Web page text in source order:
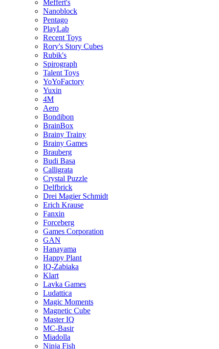
Meffert's
Nanoblock
Pentago
PlayLab
Recent Toys
Rory's Story Cubes
Rubik's
Spirograph
Talent Toys
YoYoFactory
Yuxin
4M
Aero
Bondibon
BrainBox
Brainy Trainy
Brainy Games
Brauberg
Budi Basa
Calligrata
Crystal Puzzle
Delfbrick
Drei Magier Schmidt
Erich Krause
Fanxin
Forceberg
Games Corporation
GAN
Hanayama
Happy Plant
IQ-Zabiaka
Klart
Lavka Games
Ludattica
Magic Moments
Magnetic Cube
Master IQ
MC-Basir
Miadolla
Ninja Fish